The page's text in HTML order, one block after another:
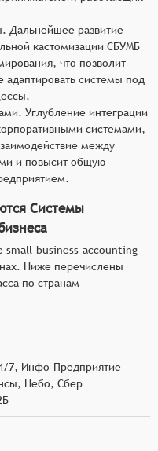
Дальнейшее развитие
кастомизации СБУМБ
что позволит
системы под
Углубление интеграции
системами,
между
и повысит общую
Системы
small-business-accounting-
Ниже перечислены
по странам
7, Инфо-Предприятие
Небо, Сбер